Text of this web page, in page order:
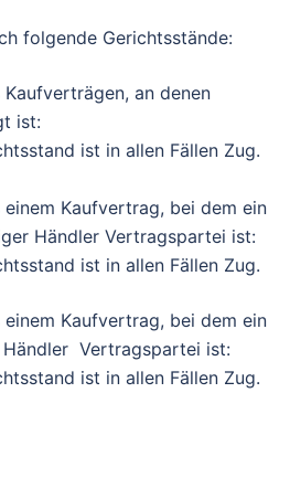
folgende Gerichtsstände:
an denen
ist:
ist in allen Fällen Zug.
einem Kaufvertrag, bei dem ein
Händler Vertragspartei ist:
ist in allen Fällen Zug.
einem Kaufvertrag, bei dem ein
Händler Vertragspartei ist:
ist in allen Fällen Zug.